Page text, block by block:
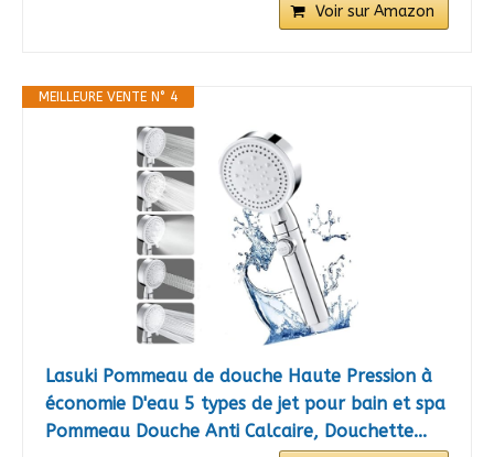
Voir sur Amazon
MEILLEURE VENTE N° 4
Lasuki Pommeau de douche Haute Pression à
économie D'eau 5 types de jet pour bain et spa
Pommeau Douche Anti Calcaire, Douchette...